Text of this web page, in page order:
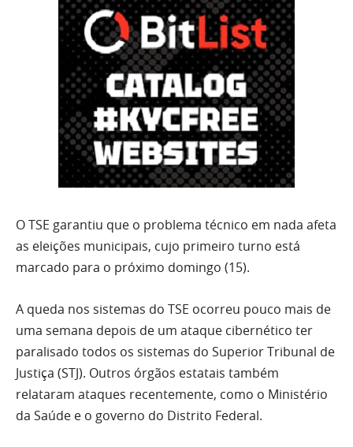
O TSE garantiu que o problema técnico em nada afeta
as eleições municipais, cujo primeiro turno está
marcado para o próximo domingo (15).
A queda nos sistemas do TSE ocorreu pouco mais de
uma semana depois de um ataque cibernético ter
paralisado todos os sistemas do Superior Tribunal de
Justiça (STJ). Outros órgãos estatais também
relataram ataques recentemente, como o Ministério
da Saúde e o governo do Distrito Federal.